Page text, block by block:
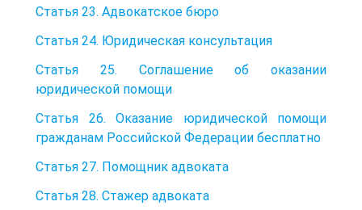
Статья 23. Адвокатское бюро
Статья 24. Юридическая консультация
Статья 25. Соглашение об оказании
юридической помощи
Статья 26. Оказание юридической помощи
гражданам Российской Федерации бесплатно
Статья 27. Помощник адвоката
Статья 28. Стажер адвоката